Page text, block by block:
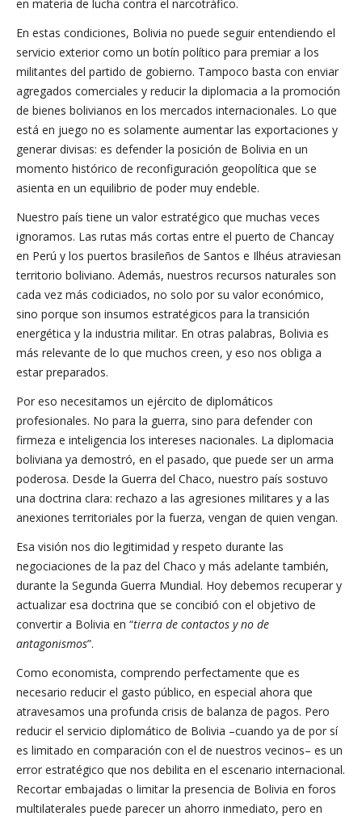
en materia de lucha contra el narcotráfico.
En estas condiciones, Bolivia no puede seguir entendiendo el
servicio exterior como un botín político para premiar a los
militantes del partido de gobierno. Tampoco basta con enviar
agregados comerciales y reducir la diplomacia a la promoción
de bienes bolivianos en los mercados internacionales. Lo que
está en juego no es solamente aumentar las exportaciones y
generar divisas: es defender la posición de Bolivia en un
momento histórico de reconfiguración geopolítica que se
asienta en un equilibrio de poder muy endeble.
Nuestro país tiene un valor estratégico que muchas veces
ignoramos. Las rutas más cortas entre el puerto de Chancay
en Perú y los puertos brasileños de Santos e Ilhéus atraviesan
territorio boliviano. Además, nuestros recursos naturales son
cada vez más codiciados, no solo por su valor económico,
sino porque son insumos estratégicos para la transición
energética y la industria militar. En otras palabras, Bolivia es
más relevante de lo que muchos creen, y eso nos obliga a
estar preparados.
Por eso necesitamos un ejército de diplomáticos
profesionales. No para la guerra, sino para defender con
firmeza e inteligencia los intereses nacionales. La diplomacia
boliviana ya demostró, en el pasado, que puede ser un arma
poderosa. Desde la Guerra del Chaco, nuestro país sostuvo
una doctrina clara: rechazo a las agresiones militares y a las
anexiones territoriales por la fuerza, vengan de quien vengan.
Esa visión nos dio legitimidad y respeto durante las
negociaciones de la paz del Chaco y más adelante también,
durante la Segunda Guerra Mundial. Hoy debemos recuperar y
actualizar esa doctrina que se concibió con el objetivo de
convertir a Bolivia en “tierra de contactos y no de
antagonismos”.
Como economista, comprendo perfectamente que es
necesario reducir el gasto público, en especial ahora que
atravesamos una profunda crisis de balanza de pagos. Pero
reducir el servicio diplomático de Bolivia –cuando ya de por sí
es limitado en comparación con el de nuestros vecinos– es un
error estratégico que nos debilita en el escenario internacional.
Recortar embajadas o limitar la presencia de Bolivia en foros
multilaterales puede parecer un ahorro inmediato, pero en